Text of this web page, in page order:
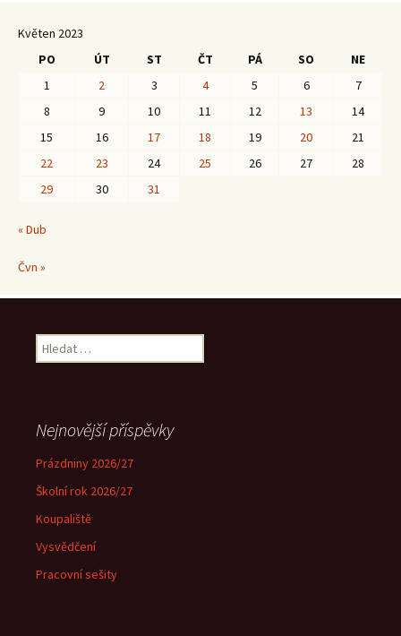
Květen 2023
PO
ÚT ST ČT PÁ SO
NE
1
2 3 4 5 6
7
8
9 10 11 12 13
14
15
16 17 18 19 20
21
22
23 24 25 26 27
28
29
30 31
« Dub
Čvn »
Vyhledávání
Nejnovější příspěvky
Prázdniny 2026/27
Školní rok 2026/27
Koupaliště
Vysvědčení
Pracovní sešity